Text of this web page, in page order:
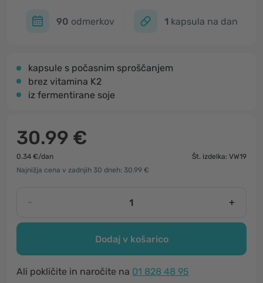
90 odmerkov 1 kapsula na dan
kapsule s počasnim sproščanjem
brez vitamina K2
iz fermentirane soje
30.99 €
0.34 €/dan
Št. izdelka: VW19
Najnižja cena v zadnjih 30 dneh: 30.99 €
- +
Dodaj v košarico
Ali pokličite in naročite na 01 828 48 95